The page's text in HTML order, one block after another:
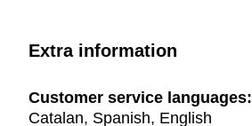
Extra information
Customer service languages:
Catalan, Spanish, English